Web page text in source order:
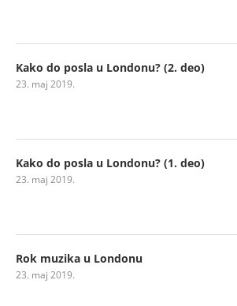
Kako do posla u Londonu? (2. deo)
23. maj 2019.
Kako do posla u Londonu? (1. deo)
23. maj 2019.
Rok muzika u Londonu
23. maj 2019.